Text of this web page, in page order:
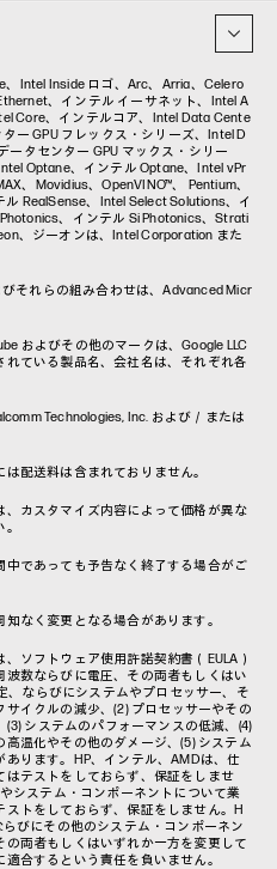
Intel Inside ロゴ、Arc、Arria、Celero
、インテル イーサネット、Intel A
Core、インテルコア、Intel Data Cente
ー GPU フレックス・シリーズ、Intel D
ータセンター GPU マックス・シリー
Optane、インテル Optane、Intel vPr
、Movidius、OpenVINO™、 Pentium、
RealSense、Intel Select Solutions、イ
、インテル Si Photonics、Strati
、ジーオンは、Intel Corporation また
それらの組み合わせは、Advanced Micr
およびその他のマークは、Google LLC
ている製品名、会社名は、それぞれ各
Technologies, Inc. および／または
配送料は含まれておりません。
カスタマイズ内容によって価格が異な
であっても予告なく終了する場合がご
なく変更となる場合があります。
ソフトウェア使用許諾契約書（EULA）
数ならびに電圧、その両者もしくはい
、ならびにシステムやプロセッサー、そ
イクルの減少、(2) プロセッサーやその
システムのパフォーマンスの低減、(4)
温化やその他のダメージ、(5) システム
ります。HP、インテル、AMDは、仕
テストをしておらず、保証をしませ
システム・コンポーネントについて業
トをしておらず、保証をしません。H
びにその他のシステム・コンポーネン
の両者もしくはいずれか一方を変更して
合するという責任を負いません。